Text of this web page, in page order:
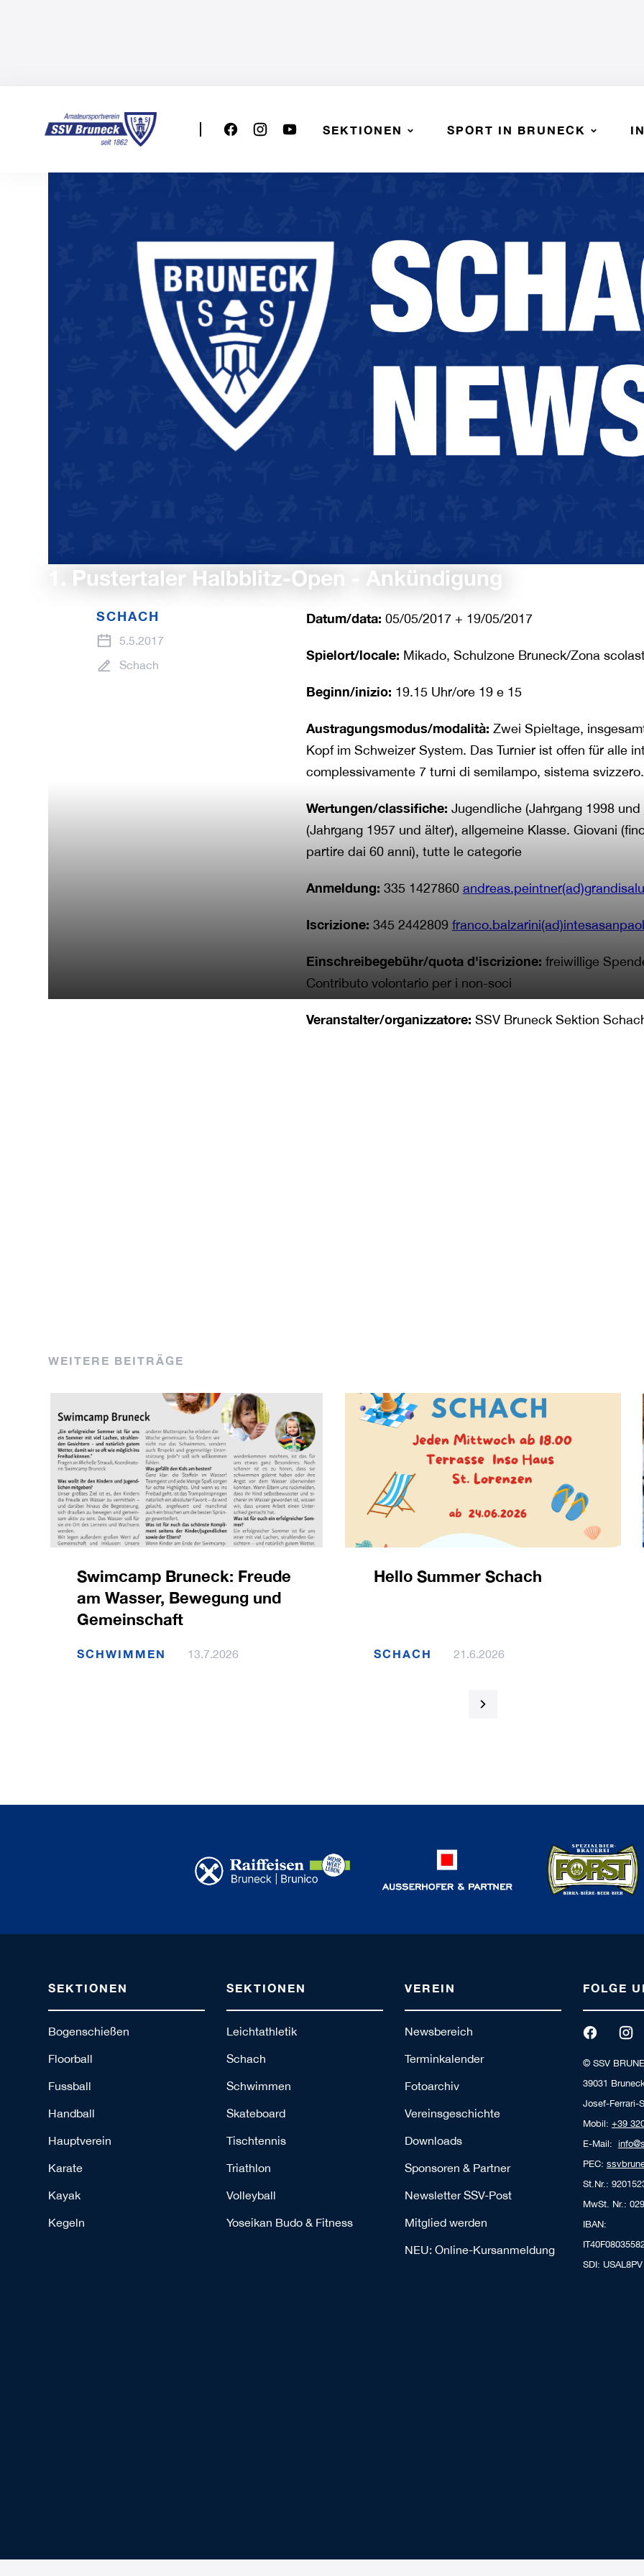
SEKTIONEN SPORT IN BRUNECK
1. Pustertaler Halbblitz-Open - Ankündigung
SCHACH
5.5.2017
Schach
Datum/data: 05/05/2017 + 19/05/2017
Spielort/locale: Mikado, Schulzone Bruneck/Zona
Beginn/inizio: 19.15 Uhr/ore 19 e 15
Austragungsmodus/modalità: Zwei Spieltage,
Kopf im Schweizer System. Das Turnier ist offen für alle
complessivamente 7 turni di semilampo, sistema
Wertungen/classifiche: Jugendliche (Jahrgang 1998
(Jahrgang 1957 und älter), allgemeine Klasse. Giovani
partire dai 60 anni), tutte le categorie
Anmeldung: 335 1427860
Iscrizione: 345 2442809
Einschreibegebühr/quota d'iscrizione: freiwillige
Contributo volontario per i non-soci
Veranstalter/organizzatore: SSV Bruneck Sektion
WEITERE BEITRÄGE
Swimcamp Bruneck: Freude
am Wasser, Bewegung und
Gemeinschaft
SCHWIMMEN 13.7.2026
Hello Summer Schach
SCHACH 21.6.2026
1 / 120
SEKTIONEN
Bogenschießen
Floorball
Fussball
Handball
Hauptverein
Karate
Kayak
Kegeln
SEKTIONEN
Leichtathletik
Schach
Schwimmen
Skateboard
Tischtennis
Triathlon
Volleyball
Yoseikan Budo & Fitness
VEREIN
Newsbereich
Terminkalender
Fotoarchiv
Vereinsgeschichte
Downloads
Sponsoren & Partner
Newsletter SSV-Post
Mitglied werden
NEU: Online-Kursanmeldung
FOLGE
© SSV
39031
Josef-Ferrari-
Mobil: +39
E-Mail:
PEC:
St.Nr.:
MwSt. Nr.:
IBAN:
SDI: USAL8PV